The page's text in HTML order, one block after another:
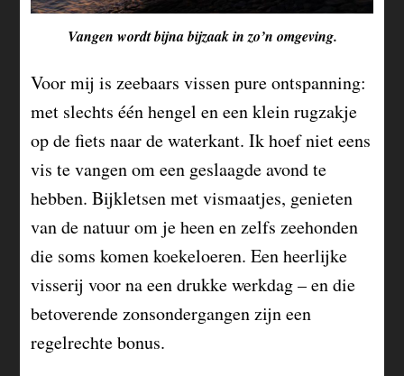
Vangen wordt bijna bijzaak in zo’n omgeving.
Voor mij is zeebaars vissen pure ontspanning:
met slechts één hengel en een klein rugzakje
op de fiets naar de waterkant. Ik hoef niet eens
vis te vangen om een geslaagde avond te
hebben. Bijkletsen met vismaatjes, genieten
van de natuur om je heen en zelfs zeehonden
die soms komen koekeloeren. Een heerlijke
visserij voor na een drukke werkdag – en die
betoverende zonsondergangen zijn een
regelrechte bonus.